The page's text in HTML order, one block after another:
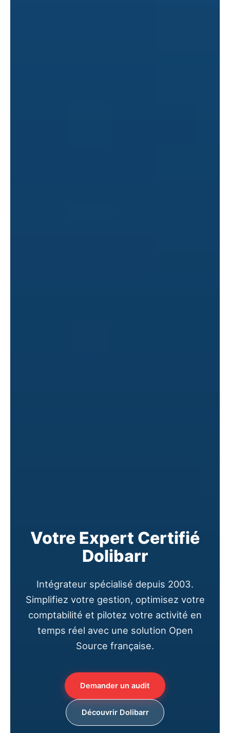
Votre Expert Certifié
Dolibarr
Intégrateur spécialisé depuis 2003.
Simplifiez votre gestion, optimisez votre
comptabilité et pilotez votre activité en
temps réel avec une solution Open
Source française.
Demander un audit
Découvrir Dolibarr